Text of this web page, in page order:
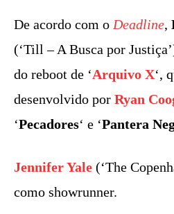
De acordo com o Deadline,
(‘Till – A Busca por
do reboot de ‘Arquivo X‘,
desenvolvido por Ryan
‘Pecadores‘ e ‘Pantera
Jennifer Yale (‘The
como showrunner.